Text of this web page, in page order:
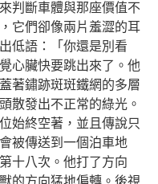
判斷車體與那座價值不
它們卻像兩片羞澀的耳
低語：「你還是別看
心臟快要跳出來了。他
著鏽跡斑斑鐵網的多層
散發出不正常的綠光。
始終空著，並且傳說只
被傳送到一個泊車地
十八次。他打了方向
的方向猛地偏轉。後視